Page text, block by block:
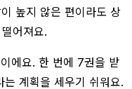
높지 않은 편이라도 상
어져요.
에요. 한 번에 7권을 받
는 계획을 세우기 쉬워요.